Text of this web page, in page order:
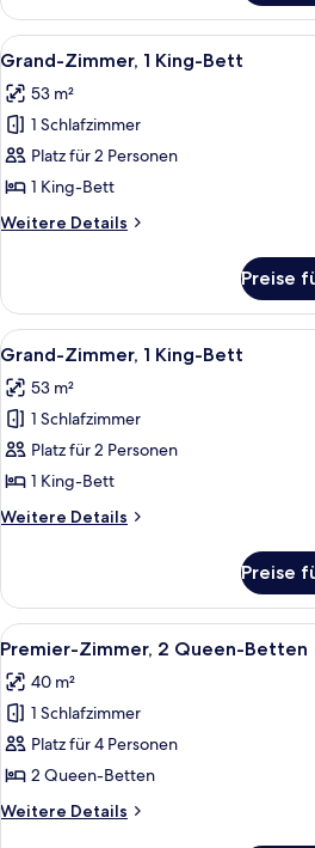
Zimmer,
1 King-
Bett
Alle
Fotos
für
Grand-
Zimmer,
1 King-
Bett
anzeigen
9
Grand-Zimmer, 1 King-Bett
53 m²
1 Schlafzimmer
Platz für 2 Personen
1 King-Bett
Weitere Details
Weitere
Zimmer,
1 King-
Bett
Preise
Alle
Fotos
für
Grand-
Zimmer,
1 King-
Bett
anzeigen
Ein
8
Grand-Zimmer, 1 King-Bett
53 m²
1 Schlafzimmer
Platz für 2 Personen
1 King-Bett
Weitere Details
Weitere
Zimmer,
1 King-
Bett
Preise
Alle
Fotos
für
Premier-
Zimmer,
2 Queen-
Betten
anzeigen
9
Premier-Zimmer, 2 Queen-Betten
40 m²
1 Schlafzimmer
Platz für 4 Personen
2 Queen-Betten
Weitere Details
Weitere